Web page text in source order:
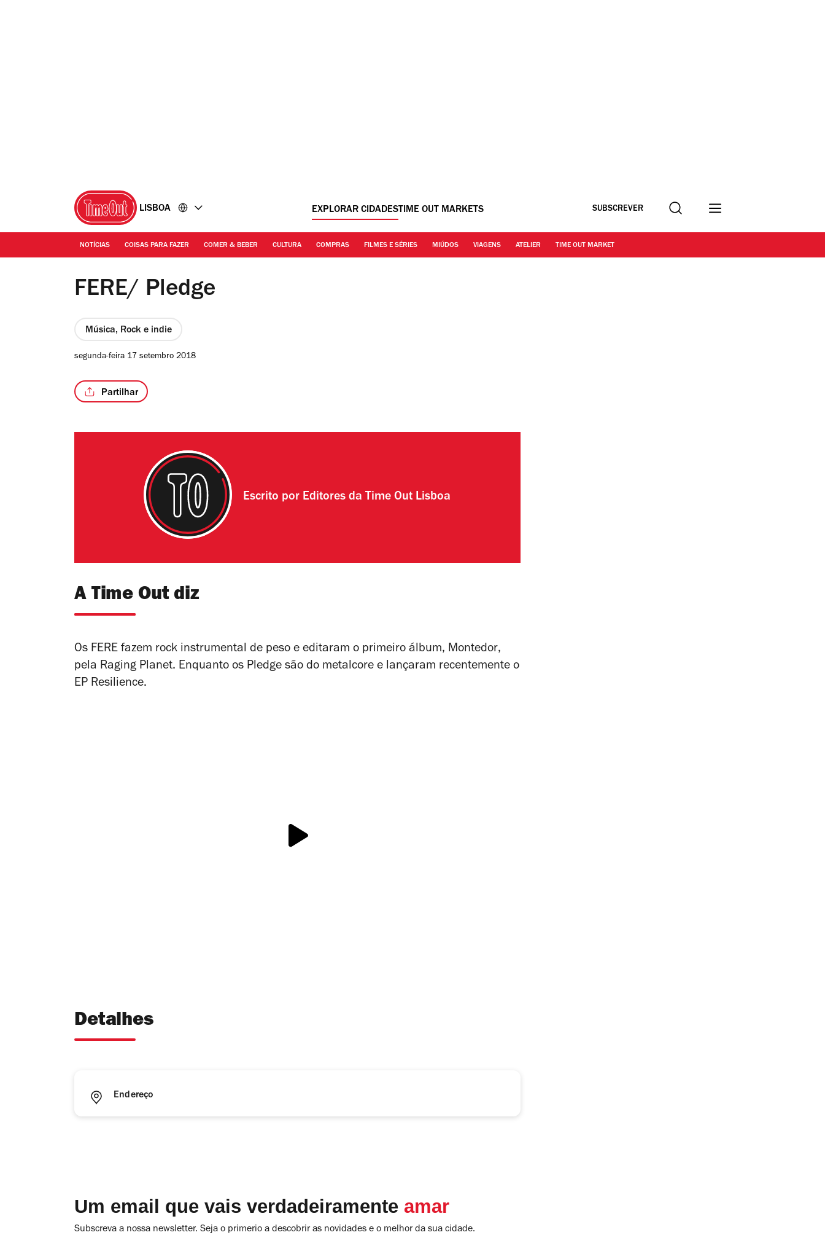
LISBOA EXPLORAR CIDADESTIME OUT MARKETS SUBSCREVER Procurar
NOTÍCIAS COISAS PARA FAZER COMER & BEBER CULTURA COMPRAS FILMES E SÉRIES MIÚDOS VIAGENS ATELIER TIME OUT MARKET
FERE/ Pledge
Música, Rock e indie
segunda-feira 17 setembro 2018
Partilhar
Escrito por Editores da Time Out Lisboa
A Time Out diz
Os FERE fazem rock instrumental de peso e editaram o primeiro álbum, Montedor,
pela Raging Planet. Enquanto os Pledge são do metalcore e lançaram recentemente o
EP Resilience.
Detalhes
Endereço
Um email que vais verdadeiramente amar
Subscreva a nossa newsletter. Seja o primerio a descobrir as novidades e o melhor da sua cidade.